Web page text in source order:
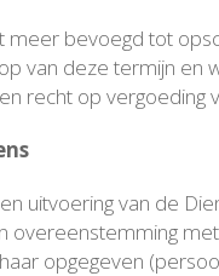
meer bevoegd tot
van deze termijn en
recht op
uitvoering van de
overeenstemming
opgegeven